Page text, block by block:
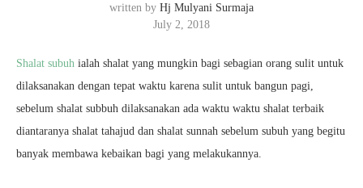
written by Hj Mulyani Surmaja
July 2, 2018
Shalat subuh ialah shalat yang mungkin bagi sebagian orang sulit untuk
dilaksanakan dengan tepat waktu karena sulit untuk bangun pagi,
sebelum shalat subbuh dilaksanakan ada waktu waktu shalat terbaik
diantaranya shalat tahajud dan shalat sunnah sebelum subuh yang begitu
banyak membawa kebaikan bagi yang melakukannya.